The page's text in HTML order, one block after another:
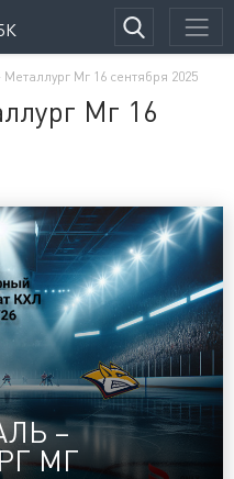
Мг 16 сентября 2025
Мг 16
–
МГ